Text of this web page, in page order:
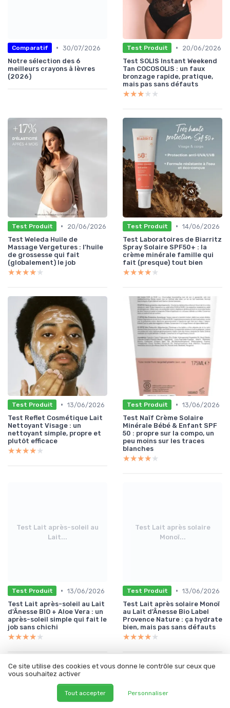
Comparatif • 30/07/2026
Notre sélection des 6
meilleurs crayons à lèvres
(2026)
Test Produit •
20/06/2026
Test SOLIS Instant Weekend
Tan COCOSOLIS : un faux
bronzage rapide, pratique,
mais pas sans défauts
★★★★★
★★★★★
Test Produit •
20/06/2026
Test Weleda Huile de
Massage Vergetures : l'huile
de grossesse qui fait
(globalement) le job
★★★★★
★★★★★
Test Produit • 14/06/2026
Test Laboratoires de Biarritz
Spray Solaire SPF50+ : la
crème minérale famille qui
fait (presque) tout bien
★★★★★
★★★★★
Test Produit • 13/06/2026
Test Reflet Cosmétique Lait
Nettoyant Visage : un
nettoyant simple, propre et
plutôt efficace
★★★★★
★★★★★
Test Produit • 13/06/2026
Test Naïf Crème Solaire
Minérale Bébé & Enfant SPF
50 : propre sur la compo, un
peu moins sur les traces
blanches
★★★★★
★★★★★
Test Lait après-soleil au
Lait...
Test Produit • 13/06/2026
Test Lait après-soleil au Lait
d'Ânesse BIO + Aloe Vera : un
après-soleil simple qui fait le
job sans chichi
★★★★★
★★★★★
Test Lait après solaire
Monoï...
Test Produit • 13/06/2026
Test Lait après solaire Monoï
au Lait d’Ânesse Bio Label
Provence Nature : ça hydrate
bien, mais pas sans défauts
★★★★★
★★★★★
Les articles par date
Ce site utilise des cookies et vous donne le contrôle sur ceux que
vous souhaitez activer
Tout accepter Personnaliser